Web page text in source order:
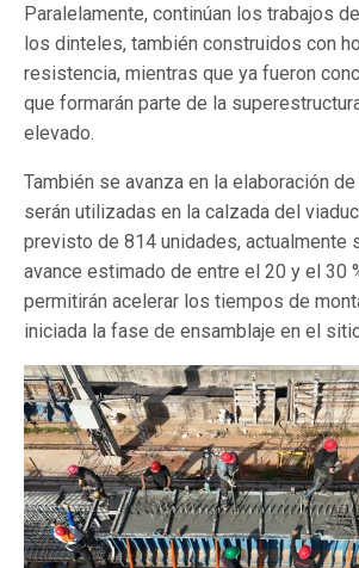
Paralelamente, continúan los trabajos
los dinteles, también construidos con
resistencia, mientras que ya fueron
que formarán parte de la
elevado.
También se avanza en la elaboración
serán utilizadas en la calzada del
previsto de 814 unidades, actualmente
avance estimado de entre el 20 y el 30
permitirán acelerar los tiempos de
iniciada la fase de ensamblaje en el